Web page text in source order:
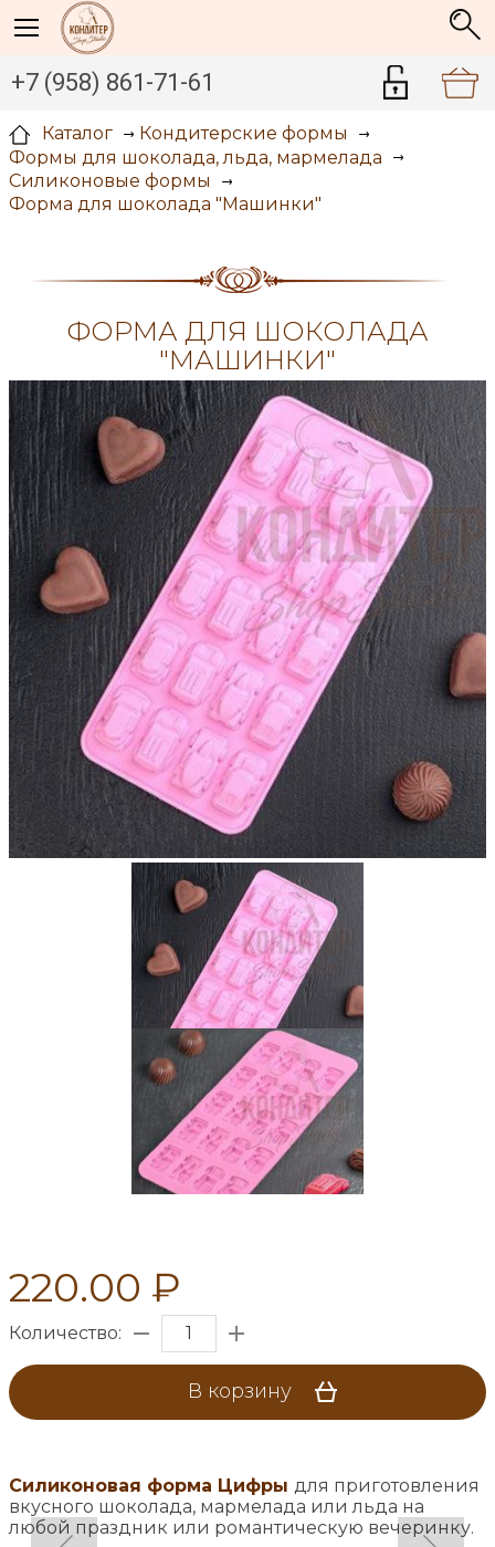
+7 (958) 861-71-61
Каталог
Кондитерские формы
Формы для шоколада, льда, мармелада
Силиконовые формы
Форма для шоколада "Машинки"
ФОРМА ДЛЯ ШОКОЛАДА
"МАШИНКИ"
220.00 ₽
Количество:
В корзину
Силиконовая форма Цифры для приготовления
вкусного шоколада, мармелада или льда на
любой праздник или романтическую вечеринку.